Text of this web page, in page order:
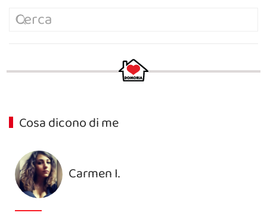
Cosa dicono di me
Carmen I.